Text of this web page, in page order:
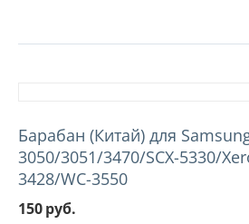
Барабан (Китай) для
3050/3051/3470/SCX-5330/
3428/WC-3550
150руб.